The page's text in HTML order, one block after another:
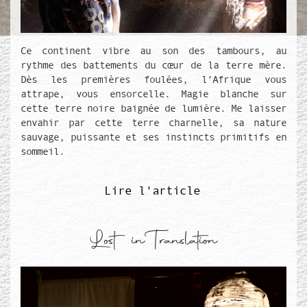
Texte de couverture
Ce continent vibre au son des tambours, au
rythme des battements du cœur de la terre mère.
Dès les premières foulées, l’Afrique vous
attrape, vous ensorcelle. Magie blanche sur
cette terre noire baignée de lumière. Me laisser
envahir par cette terre charnelle, sa nature
sauvage, puissante et ses instincts primitifs en
sommeil.
Lire l'article
Lost in Translation
Média de couverture